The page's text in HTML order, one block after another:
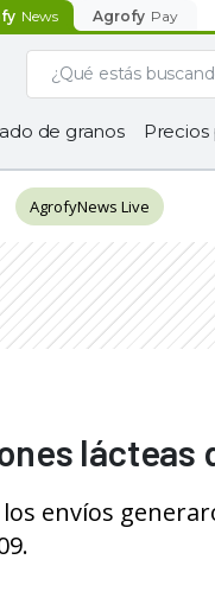
News Agrofy Pay
de granos Precios
AgrofyNews Live
lácteas
envíos